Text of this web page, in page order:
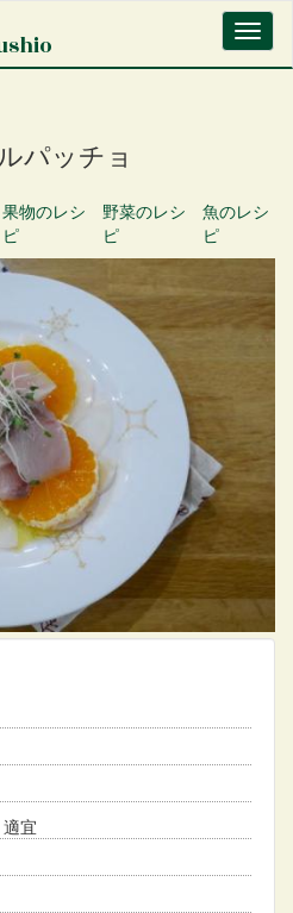
パッチョ
果物のレシ
ピ
野菜のレシ
ピ
魚のレシ
ピ
適宜